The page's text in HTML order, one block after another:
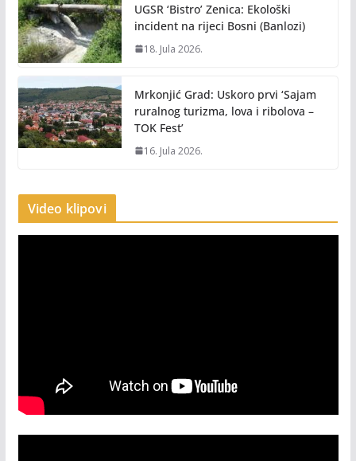
UGSR ‘Bistro’ Zenica: Ekološki
incident na rijeci Bosni (Banlozi)
18. Jula 2026.
Mrkonjić Grad: Uskoro prvi ‘Sajam
ruralnog turizma, lova i ribolova –
TOK Fest’
16. Jula 2026.
Video klipovi